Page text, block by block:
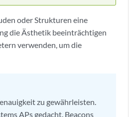
oder Strukturen eine
die Ästhetik beeinträchtigen
verwenden, um die
zu gewährleisten.
APs gedacht. Beacons